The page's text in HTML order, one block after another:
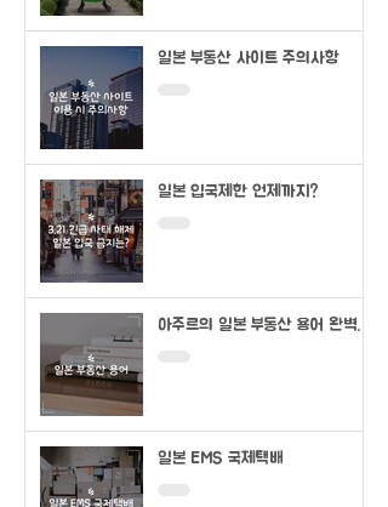
일본 부동산 사이트 주의사항
일본 입국제한 언제까지?
아주르의 일본 부동산 용어 완벽정
일본 EMS 국제택배